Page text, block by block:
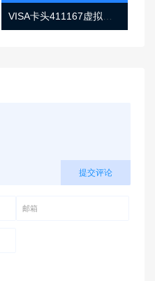
VISA卡头411167虚拟卡基础信息
提交评论